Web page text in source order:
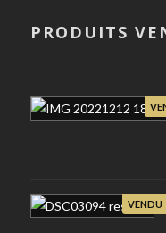
PRODUITS
VENDU